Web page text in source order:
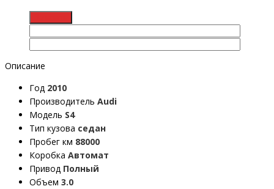
Описание
Год 2010
Производитель Audi
Модель S4
Тип кузова седан
Пробег км 88000
Коробка Автомат
Привод Полный
Объем 3.0